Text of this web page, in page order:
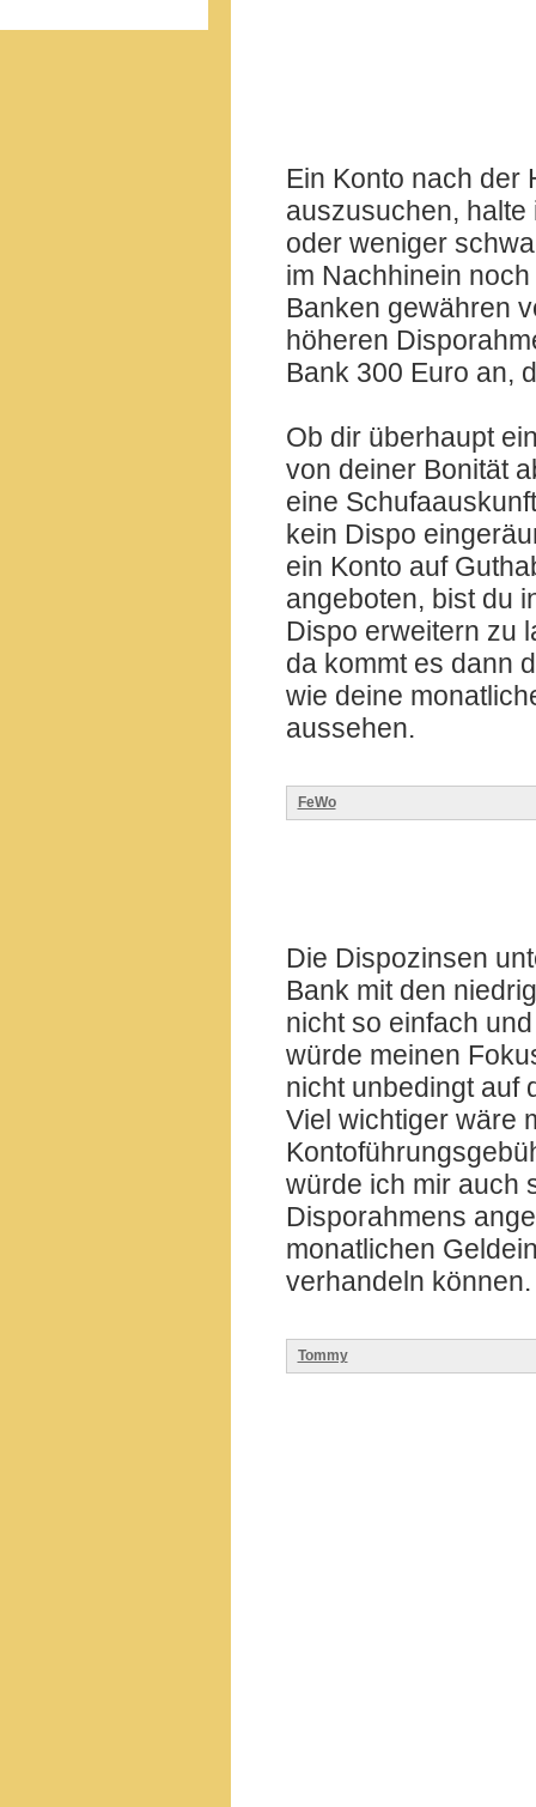
Ein Konto nach der
auszusuchen,
oder weniger
im Nachhinein
Banken gewähren
höheren
Bank 300 Euro an,
Ob dir überhaupt
von deiner Bonität
eine
kein Dispo
ein Konto auf
angeboten, bist du
Dispo erweitern zu
da kommt es dann
wie deine
aussehen.
FeWo
Die Dispozinsen
Bank mit den
nicht so einfach
würde meinen
nicht unbedingt auf
Viel wichtiger wäre
würde ich mir auch
Disporahmens
monatlichen
verhandeln können.
Tommy